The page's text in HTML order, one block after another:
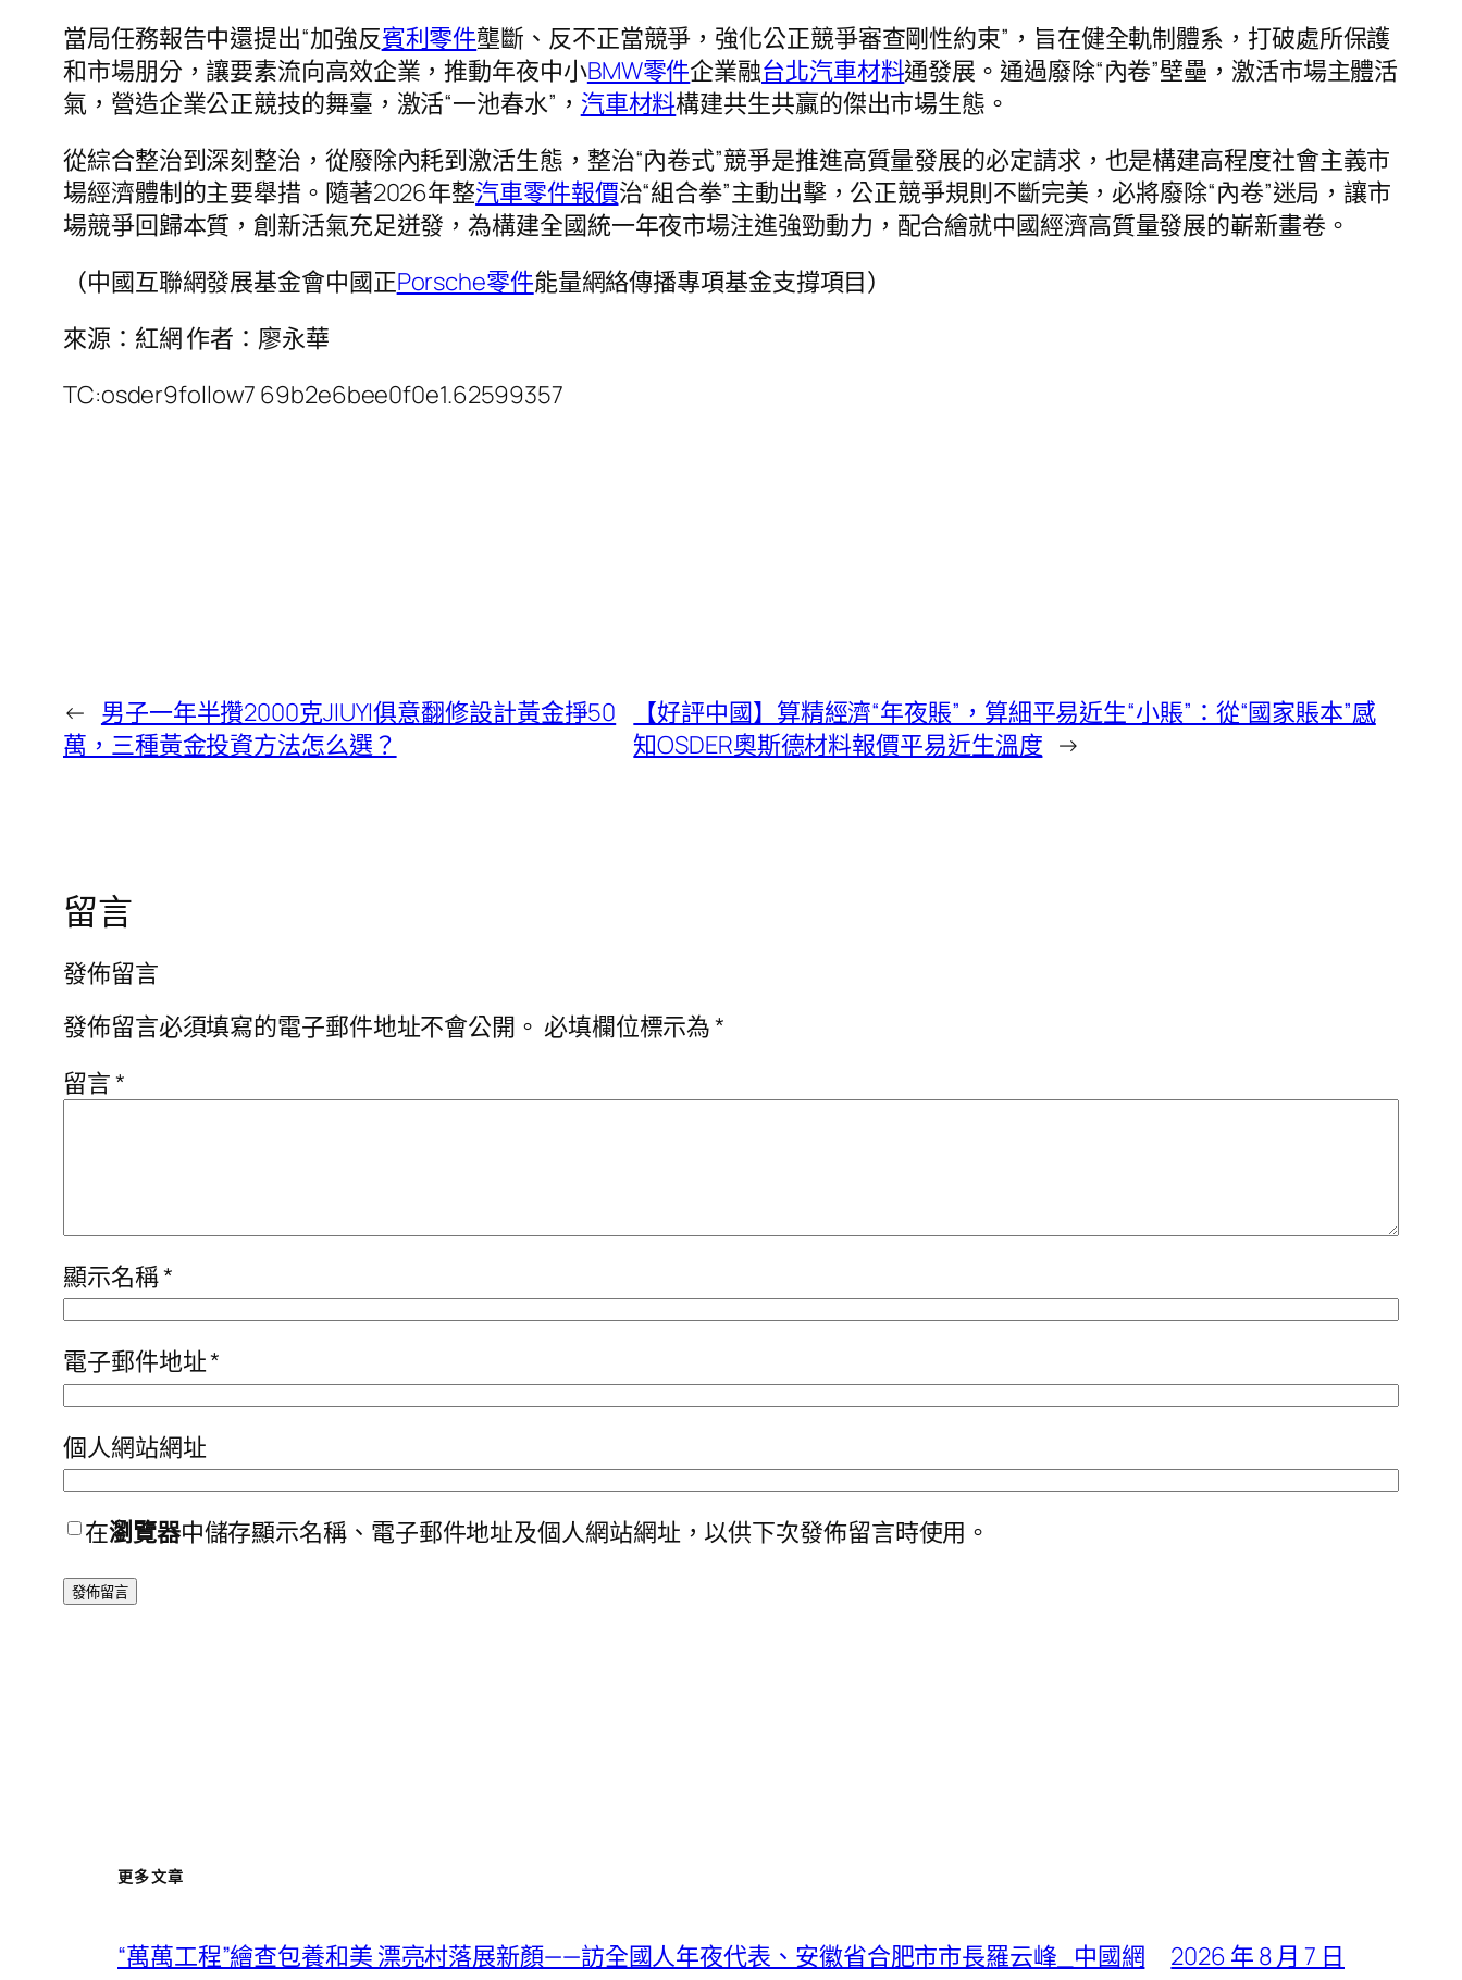
當局任務報告中還提出“加強反賓利零件壟斷、反不正當競爭，強化公正競爭審查剛性約束”，旨在健全軌制體系，打破處所保護
和市場朋分，讓要素流向高效企業，推動年夜中小BMW零件企業融台北汽車材料通發展。通過廢除“內卷”壁壘，激活市場主體活
氣，營造企業公正競技的舞臺，激活“一池春水”， 汽車材料構建共生共贏的傑出市場生態。
從綜合整治到深刻整治，從廢除內耗到激活生態，整治“內卷式”競爭是推進高質量發展的必定請求，也是構建高程度社會主義市
場經濟體制的主要舉措。隨著2026年整汽車零件報價治“組合拳”主動出擊，公正競爭規則不斷完美，必將廢除“內卷”迷局，讓市
場競爭回歸本質，創新活氣充足迸發，為構建全國統一年夜市場注進強勁動力，配合繪就中國經濟高質量發展的嶄新畫卷。
（中國互聯網發展基金會中國正Porsche零件能量網絡傳播專項基金支撐項目）
來源：紅網 作者：廖永華
TC:osder9follow7 69b2e6bee0f0e1.62599357
← 男子一年半攢2000克JIUYI俱意翻修設計黃金掙50
萬，三種黃金投資方法怎么選？
【好評中國】算精經濟“年夜賬”，算細平易近生“小賬”：從“國家賬本”感
知OSDER奧斯德材料報價平易近生溫度 →
留言
發佈留言
發佈留言必須填寫的電子郵件地址不會公開。 必填欄位標示為*
留言*
顯示名稱*
電子郵件地址*
個人網站網址
在瀏覽器中儲存顯示名稱、電子郵件地址及個人網站網址，以供下次發佈留言時使用。
更多文章
“萬萬工程”繪查包養和美 漂亮村落展新顏——訪全國人年夜代表、安徽省合肥市市長羅云峰_中國網 2026 年 8 月 7 日